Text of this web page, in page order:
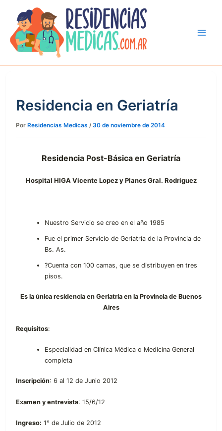
contenido
Residencia en Geriatría
Por Residencias Medicas /30 de noviembre de 2014
Residencia Post-Básica en Geriatría
Hospital HIGA Vicente Lopez y Planes Gral. Rodriguez
Nuestro Servicio se creo en el año 1985
Fue el primer Servicio de Geriatría de la Provincia de
Bs. As.
?Cuenta con 100 camas, que se distribuyen en tres
pisos.
Es la única residencia en Geriatría en la Provincia de Buenos
Aires
Requisitos:
Especialidad en Clínica Médica o Medicina General
completa
Inscripción: 6 al 12 de Junio 2012
Examen y entrevista: 15/6/12
Ingreso: 1° de Julio de 2012